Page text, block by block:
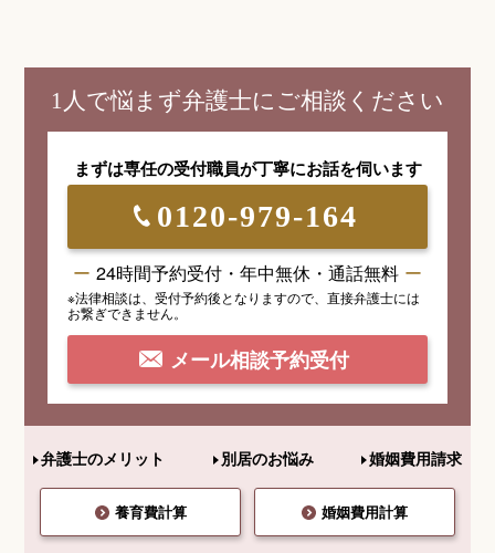
1人で悩まず弁護士にご相談ください
まずは専任の受付職員が丁寧にお話を伺います
0120-979-164
24時間予約受付・年中無休・通話無料
※法律相談は、受付予約後となりますので、 直接弁護士には
お繋ぎできません。
メール相談予約受付
弁護士のメリット 別居のお悩み 婚姻費用請求
養育費計算 婚姻費用計算